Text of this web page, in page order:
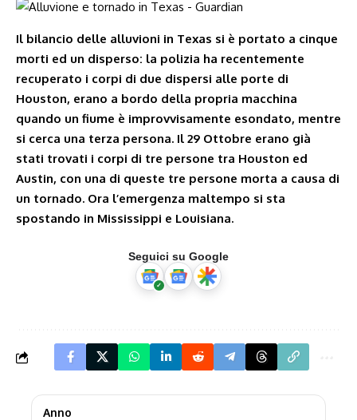
Il bilancio delle alluvioni in Texas si è portato a cinque
morti ed un disperso: la polizia ha recentemente
recuperato i corpi di due dispersi alle porte di
Houston, erano a bordo della propria macchina
quando un fiume è improvvisamente esondato, mentre
si cerca una terza persona. Il 29 Ottobre erano già
stati trovati i corpi di tre persone tra Houston ed
Austin, con una di queste tre persone morta a causa di
un tornado. Ora l’emergenza maltempo si sta
spostando in Mississippi e Louisiana.
Seguici su Google
Anno